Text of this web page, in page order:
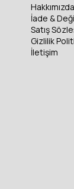
Hakkımızda
İade &
Satış
Gizlilik
İletişim